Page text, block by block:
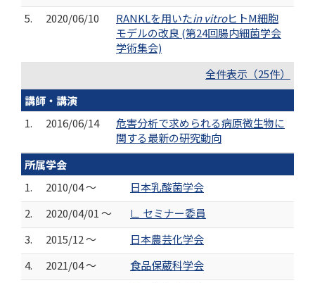
5.
2020/06/10 RANKLを用いたin vitroヒトM細胞
モデルの改良 (第24回腸内細菌学会
学術集会)
全件表示（25件）
講師・講演
1.
2016/06/14
危害分析で求められる病原微生物に
関する最新の研究動向
所属学会
1.
2010/04 ～
日本乳酸菌学会
2.
2020/04/01 ～
∟ セミナー委員
3.
2015/12 ～
日本農芸化学会
4.
2021/04 ～
食品保蔵科学会